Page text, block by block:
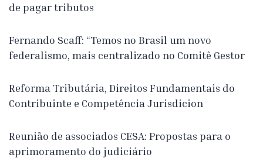
de pagar tributos
Fernando Scaff: “Temos no Brasil um novo
federalismo, mais centralizado no Comitê Gestor
Reforma Tributária, Direitos Fundamentais do
Contribuinte e Competência Jurisdicion
Reunião de associados CESA: Propostas para o
aprimoramento do judiciário